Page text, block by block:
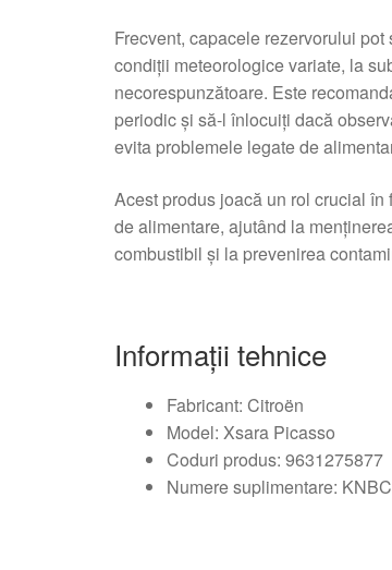
Frecvent, capacele rezervorului
condiții meteorologice variate, la
necorespunzătoare. Este
periodic și să-l înlocuiți dacă
evita problemele legate de
Acest produs joacă un rol crucial
de alimentare, ajutând la
combustibil și la prevenirea
Informații tehnice
Fabricant: Citroën
Model: Xsara Picasso
Coduri produs: 9631275877
Numere suplimentare: KNBC